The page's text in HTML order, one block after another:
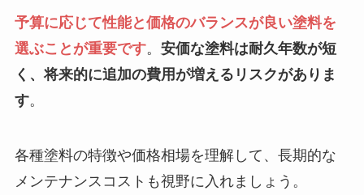
予算に応じて性能と価格のバランスが良い塗料を
選ぶことが重要です。 安価な塗料は耐久年数が短
く、将来的に追加の費用が増えるリスクがありま
す。
各種塗料の特徴や価格相場を理解して、長期的な
メンテナンスコストも視野に入れましょう。